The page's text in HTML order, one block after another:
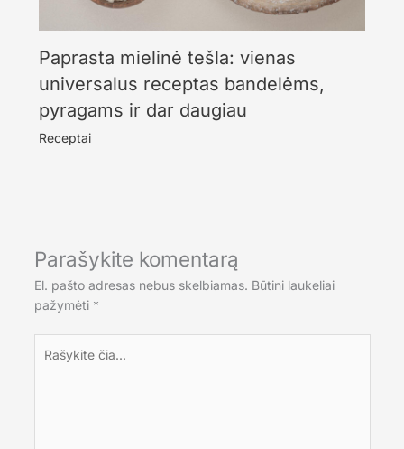
Paprasta mielinė tešla: vienas
universalus receptas bandelėms,
pyragams ir dar daugiau
Receptai
Parašykite komentarą
El. pašto adresas nebus skelbiamas. Būtini laukeliai
pažymėti *
čia...